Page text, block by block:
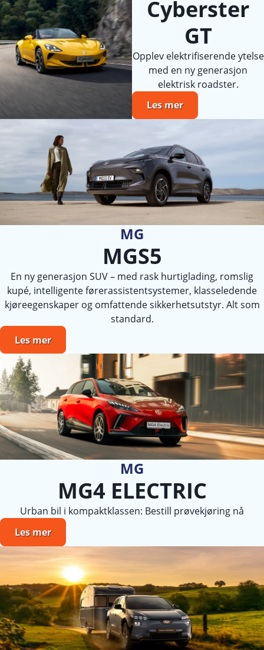
Cyberster
GT
Opplev elektrifiserende ytelse
med en ny generasjon
elektrisk roadster.
Les mer
MG
MGS5
En ny generasjon SUV – med rask hurtiglading, romslig
kupé, intelligente førerassistentsystemer, klasseledende
kjøreegenskaper og omfattende sikkerhetsutstyr. Alt som
standard.
Les mer
MG
MG4 ELECTRIC
Urban bil i kompaktklassen: Bestill prøvekjøring nå
Les mer